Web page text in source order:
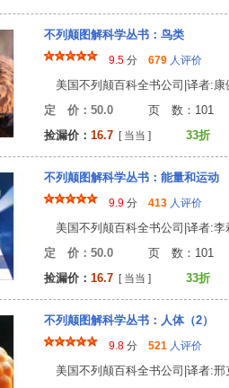
不列颠图解科学丛书：鸟类
9.5 分 679 人评价
美国不列颠百科全书公司|译者:
定 价：50.0 页 数
捡漏价： 16.7 [ 当当 ] 33折
不列颠图解科学丛书：能量和运动
9.9 分 413 人评价
美国不列颠百科全书公司|译者:
定 价：50.0 页 数
捡漏价： 16.7 [ 当当 ] 33折
不列颠图解科学丛书：人体（2）
9.8 分 521 人评价
美国不列颠百科全书公司|译者: